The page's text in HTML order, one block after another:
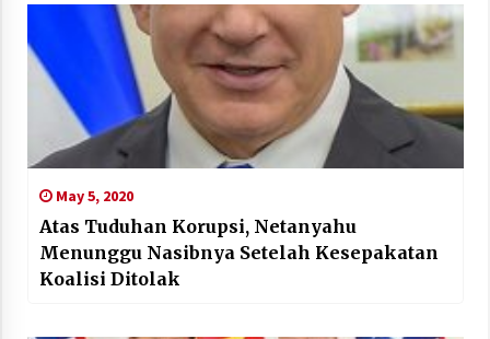
May 5, 2020
Atas Tuduhan Korupsi, Netanyahu
Menunggu Nasibnya Setelah Kesepakatan
Koalisi Ditolak